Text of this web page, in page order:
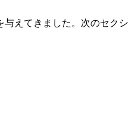
与えてきました。次のセクシ